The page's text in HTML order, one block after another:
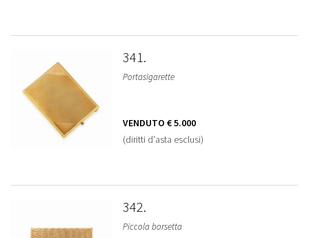
341
Portasigarette
VENDUTO € 5.000
(diritti d'asta esclusi)
342
Piccola borsetta